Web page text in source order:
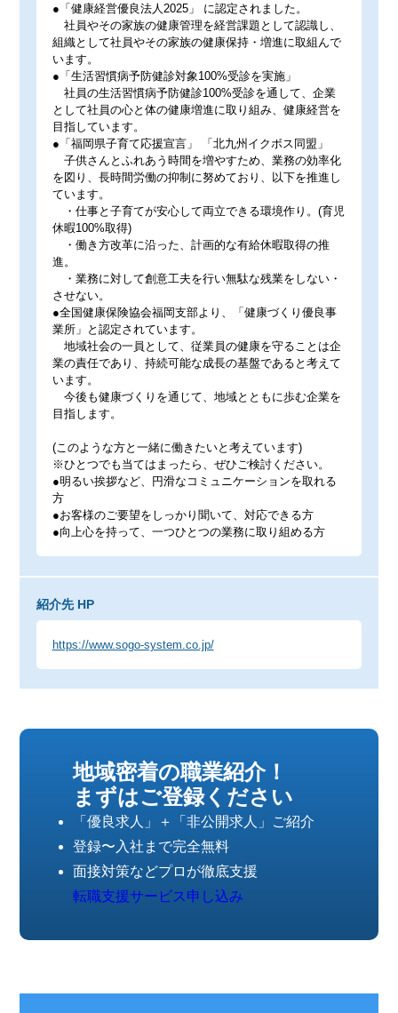
●「健康経営優良法人2025」 に認定されました。
社員やその家族の健康管理を経営課題として認識し、
組織として社員やその家族の健康保持・増進に取組んで
います。
●「生活習慣病予防健診対象100%受診を実施」
社員の生活習慣病予防健診100%受診を通して、企業
として社員の心と体の健康増進に取り組み、健康経営を
目指しています。
●「福岡県子育て応援宣言」 「北九州イクボス同盟」
子供さんとふれあう時間を増やすため、業務の効率化
を図り、長時間労働の抑制に努めており、以下を推進し
ています。
・仕事と子育てが安心して両立できる環境作り。(育児
休暇100%取得)
・働き方改革に沿った、計画的な有給休暇取得の推
進。
・業務に対して創意工夫を行い無駄な残業をしない・
させない。
●全国健康保険協会福岡支部より、「健康づくり優良事
業所」と認定されています。
地域社会の一員として、従業員の健康を守ることは企
業の責任であり、持続可能な成長の基盤であると考えて
います。
今後も健康づくりを通じて、地域とともに歩む企業を
目指します。
(このような方と一緒に働きたいと考えています)
※ひとつでも当てはまったら、ぜひご検討ください。
●明るい挨拶など、円滑なコミュニケーションを取れる
方
●お客様のご要望をしっかり聞いて、対応できる方
●向上心を持って、一つひとつの業務に取り組める方
紹介先 HP
https://www.sogo-system.co.jp/
地域密着の職業紹介！
まずはご登録ください
「優良求人」＋「非公開求人」ご紹介
登録〜入社まで完全無料
面接対策などプロが徹底支援
転職支援サービス申し込み